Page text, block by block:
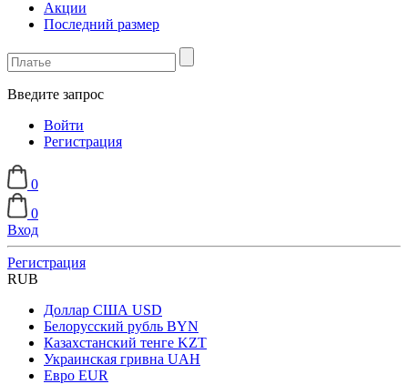
Акции
Последний размер
Введите запрос
Войти
Регистрация
0
0
Вход
Регистрация
RUB
Доллар США USD
Белорусский рубль BYN
Казахстанский тенге KZT
Украинская гривна UAH
Евро EUR